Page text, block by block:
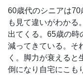
60歳代のシニアは
も見て違いがわかる
出てくる。65歳の時
減ってきている。そ
く。脚力が衰えると
倒になり自宅にこも